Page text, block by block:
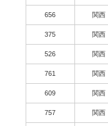
656 関西
375 関西
526 関西
761 関西
609 関西
757 関西